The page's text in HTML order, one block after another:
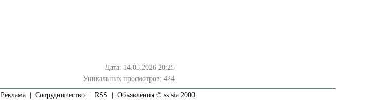
Дата: 14.05.2026 20:25
Уникальных просмотров: 424
Реклама| Сотрудничество| RSS | Объявления © ss sia 2000